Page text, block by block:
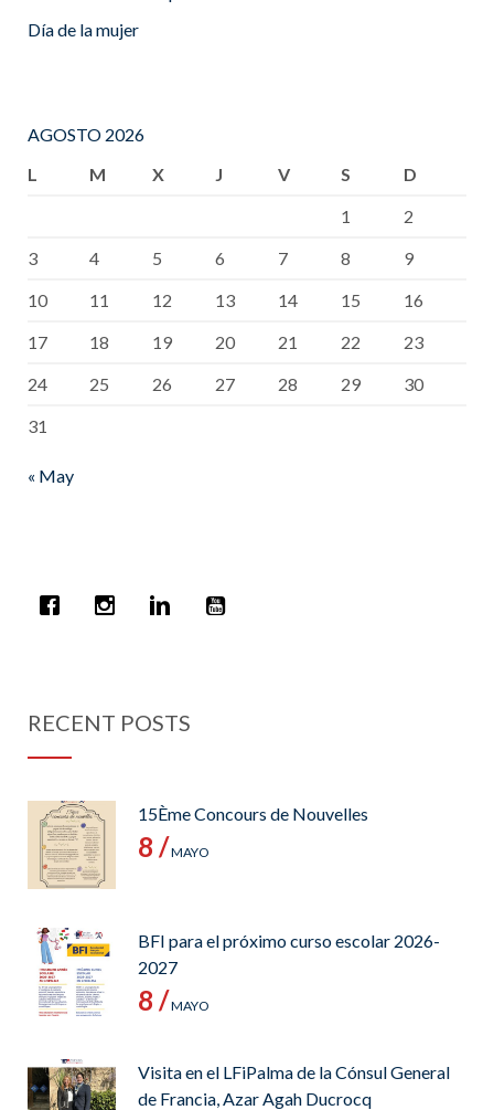
Día de la mujer
AGOSTO 2026
L
M X J V S
D
1
2
3
4 5 6 7 8
9
10
11 12 13 14 15
16
17
18 19 20 21 22
23
24
25 26 27 28 29
30
31
« May
RECENT POSTS
15Ème Concours de Nouvelles
8 /MAYO
BFI para el próximo curso escolar 2026-
2027
8 /MAYO
Visita en el LFiPalma de la Cónsul General
de Francia, Azar Agah Ducrocq